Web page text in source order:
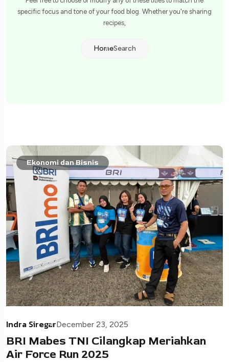
specific focus and tone of your food blog. Whether you're sharing
recipes,
HomeSearch
Ekonomi dan Bisnis
Indra SiregarDecember 23, 2025
BRI Mabes TNI Cilangkap Meriahkan
Air Force Run 2025